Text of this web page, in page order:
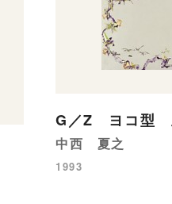
G／Z ヨコ型
中西 夏之
1993